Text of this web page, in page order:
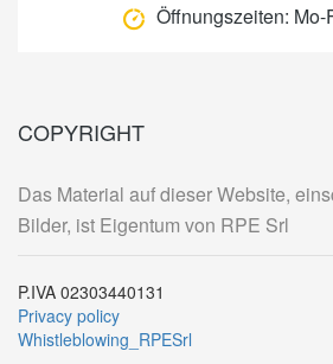
Öffnungszeiten: Mo-
COPYRIGHT
Das Material auf dieser Website,
Bilder, ist Eigentum von RPE Srl
P.IVA 02303440131
Privacy policy
Whistleblowing_RPESrl